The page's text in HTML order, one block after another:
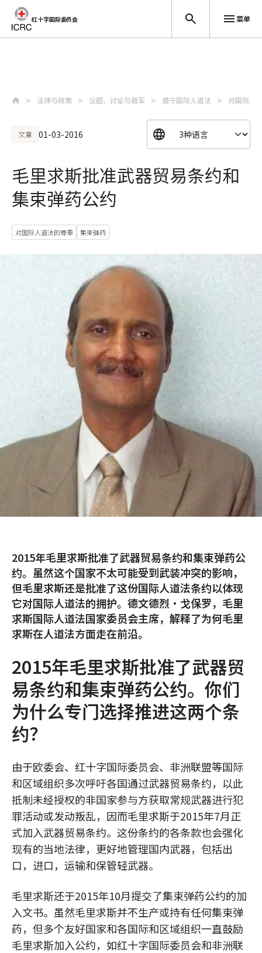
红十字国际委员会 菜单
法律与政策 议题、讨论与裁军 遵守国际人道法 对国际人
文章 01-03-2016
毛里求斯批准武器贸易条约和
集束弹药公约
对国际人道法的尊重 集束弹药
2015年毛里求斯批准了武器贸易条约和集束弹药公
约。虽然这个国家不太可能受到武装冲突的影响，
但毛里求斯还是批准了这份国际人道法条约以体现
它对国际人道法的拥护。德文德烈·戈保罗，毛里
求斯国际人道法国家委员会主席，解释了为何毛里
求斯在人道法方面走在前沿。
2015年毛里求斯批准了武器贸
易条约和集束弹药公约。你们
为什么专门选择推进这两个条
约？
由于欧委会、红十字国际委员会、非洲联盟等国际
和区域组织多次呼吁各国通过武器贸易条约，以此
抵制未经授权的非国家参与方获取常规武器进行犯
罪活动或发动叛乱，因而毛里求斯于2015年7月正
式加入武器贸易条约。这份条约的各条款也会强化
现有的当地法律，更好地管理国内武器，包括出
口，进口，运输和保管轻武器。
毛里求斯还于2015年10月提交了集束弹药公约的加
入文书。虽然毛里求斯并不生产或持有任何集束弹
药，但多个友好国家和各国际和区域组织一直鼓励
毛里求斯加入公约，如红十字国际委员会和非洲联